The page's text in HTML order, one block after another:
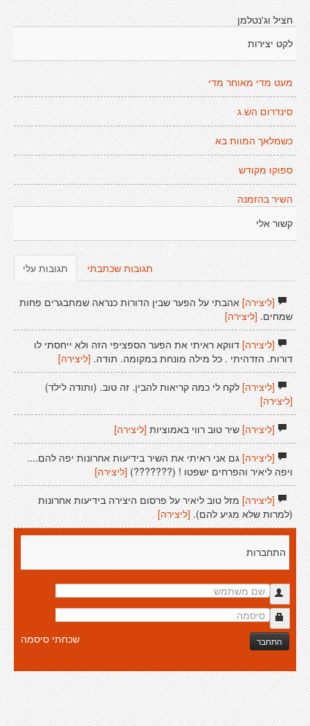
חציל וג'נטלמן
לקט יצירות
מעט מדי מאוחר מדי
סינדרום הש.ג
כשמלאך המוות בא
ספוקו מקודש
השיר בהזמנה
קשור אלי
תגובות עלי תגובות שכתבתי
[ליצירה]אהבתי על הפער שבין הדורות כנראה שמתבגרים פחות
שמחים. [ליצירה]
[ליצירה]דווקא ראיתי את הפער הספציפי הזה ולא ייחסתי לו
דורות. הזדהיתי . כל מילה מונחת במקומה. תודה. [ליצירה]
[ליצירה]לקח לי כמה קריאות להבין. זה טוב. (ותודה לילד)
[ליצירה]
[ליצירה]שיר טוב רווי באמוציות [ליצירה]
[ליצירה]גם אני ראיתי את השיר בידיעות אחרונות יפה להם....
ויפה ליאיר והפרחים ישפטו ! (???????) [ליצירה]
[ליצירה]מזל טוב ליאיר על פרסום היצירה בידיעות אחרונות
(למרות שלא מגיע להם). [ליצירה]
התחברות
התחבר שכחתי סיסמה